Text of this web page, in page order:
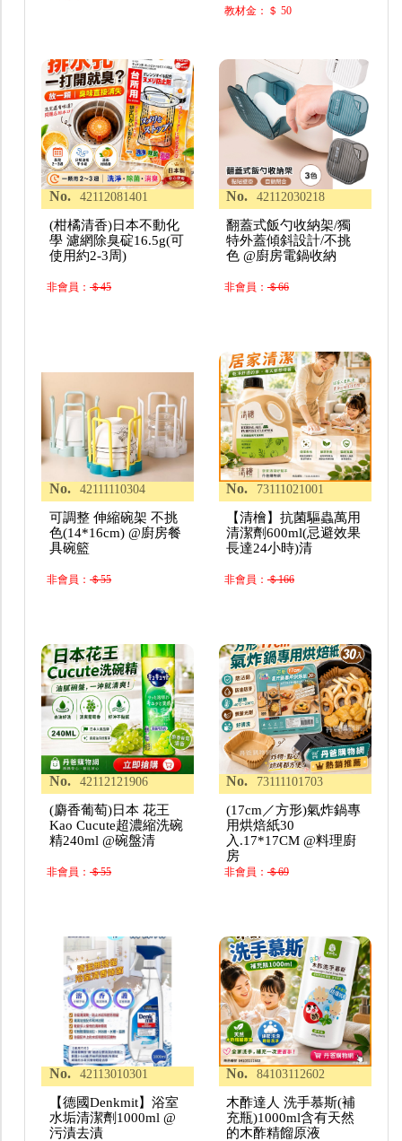
教材金：＄ 50
No. 42112081401
(柑橘清香)日本不動化
學 濾網除臭碇16.5g(可
使用約2-3周)
非會員：＄45
No. 42112030218
翻蓋式飯勺收納架/獨
特外蓋傾斜設計/不挑
色 @廚房電鍋收納
非會員：＄66
No. 42111110304
可調整 伸縮碗架 不挑
色(14*16cm) @廚房餐
具碗籃
非會員：＄55
No. 73111021001
【清檜】抗菌驅蟲萬用
清潔劑600ml(忌避效果
長達24小時)清
非會員：＄166
No. 42112121906
(麝香葡萄)日本 花王
Kao Cucute超濃縮洗碗
精240ml @碗盤清
非會員：＄55
No. 73111101703
(17cm／方形)氣炸鍋專
用烘焙紙30
入.17*17CM @料理廚
房
非會員：＄69
No. 42113010301
【德國Denkmit】浴室
水垢清潔劑1000ml @
污漬去漬
No. 84103112602
木酢達人 洗手慕斯(補
充瓶)1000ml含有天然
的木酢精餾原液